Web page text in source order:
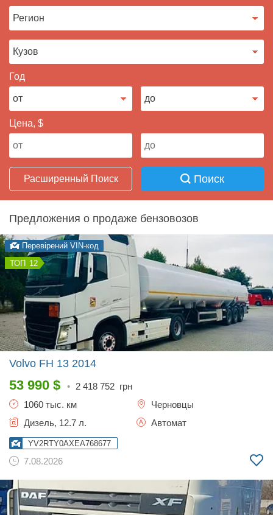
Год
Цена, $
Расширенный Поиск Поиск
Предложения о продаже бензовозов
Перевірений VIN-код
12
Volvo FH 13 2014
53 990 $ • 2 418 752 грн
1060 тыс. км
Черновцы
Дизель, 12.7 л.
Автомат
YV2RTY0AXEA768677
7.08.2026